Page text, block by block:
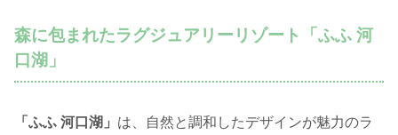
森に包まれたラグジュアリーリゾート「ふふ 河
口湖」
「ふふ 河口湖」 は、自然と調和したデザインが魅力のラ